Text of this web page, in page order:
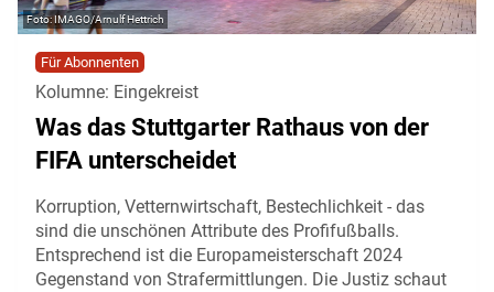
IMAGO/Arnulf Hettrich
Für Abonnenten
Kolumne: Eingekreist
Was das Stuttgarter Rathaus von der
FIFA unterscheidet
Korruption, Vetternwirtschaft, Bestechlichkeit - das
sind die unschönen Attribute des Profifußballs.
Entsprechend ist die Europameisterschaft 2024
Gegenstand von Strafermittlungen. Die Justiz schaut